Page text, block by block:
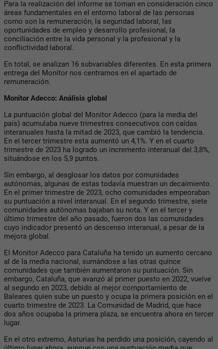
Para la realización del informe se toman en consideración cinco
áreas fundamentales en el entorno laboral de las personas
como son la remuneración, la seguridad laboral, las
oportunidades de empleo y desarrollo profesional, la
conciliación entre la vida personal y la profesional y la
conflictividad laboral.
En total, se analizan 16 subvariables diferentes. En esta primera
entrega del Monitor nos centramos en el apartado de
remuneración.
Monitor Adecco: Análisis global
La puntuación global del Monitor Adecco (para la media del
país) acumulaba nueve trimestres consecutivos con caídas
interanuales hasta la mitad de 2023, que cambió la tendencia.
En el tercer trimestre esta aumentó un 4,1%. Y en el cuarto
trimestre de 2023 ha logrado un incremento interanual del 3,8%,
situándose en los 5,9 puntos.
Sin embargo, al desglosar los datos por comunidades
autónomas, algunas de estas todavía muestran un decaimiento.
En el primer trimestre de 2023, ocho comunidades empeoraban
su puntuación a nivel interanual. En el segundo trimestre, siete
comunidades autónomas bajaban su nota. Y en el tercer y
último trimestre del año pasado, fueron dos las comunidades
cuyo indicador presentó un descenso interanual, a pesar de la
mejora global.
El Monitor Adecco para Cataluña ha tenido un aumento cercano
al de la media nacional, sumándose a las otras quince
comunidades que también aumentaron su puntuación. Sin
embargo, Cataluña, que avanzó al primer puesto en 2022, vuelve
al segundo en 2023, debido al mejor comportamiento de
Baleares quien sube un puesto y ocupa la primera posición en el
cuarto trimestre de 2023. La Comunidad de Madrid, que hace
dos años ocupaba la primera plaza, se encuentra ahora en tercer
lugar.
En el otro extremo, Asturias ha perdido una posición, cayendo al